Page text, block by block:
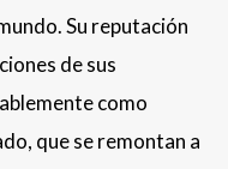
Su reputación
de sus
como
que se remontan a